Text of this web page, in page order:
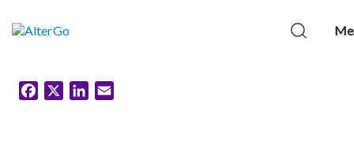
Facebook LinkedIn